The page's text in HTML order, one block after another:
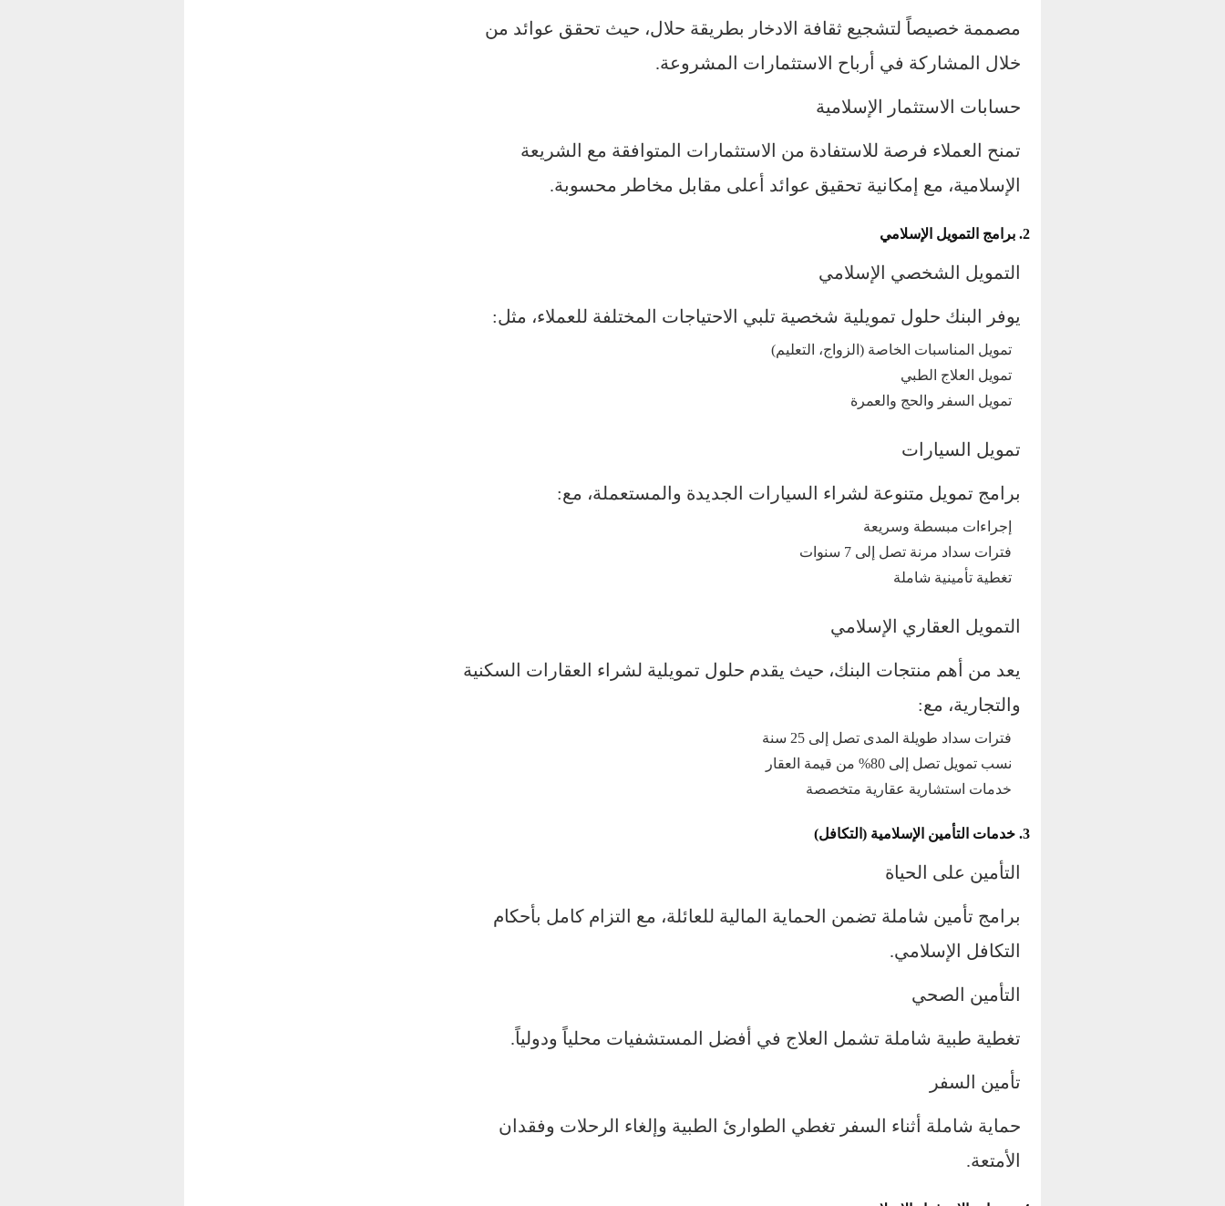
مصممة خصيصاً لتشجيع ثقافة الادخار بطريقة حلال، حيث تحقق عوائد من
خلال المشاركة في أرباح الاستثمارات المشروعة.
حسابات الاستثمار الإسلامية
تمنح العملاء فرصة للاستفادة من الاستثمارات المتوافقة مع الشريعة
الإسلامية، مع إمكانية تحقيق عوائد أعلى مقابل مخاطر محسوبة.
2. برامج التمويل الإسلامي
التمويل الشخصي الإسلامي
يوفر البنك حلول تمويلية شخصية تلبي الاحتياجات المختلفة للعملاء، مثل:
تمويل المناسبات الخاصة (الزواج، التعليم)
تمويل العلاج الطبي
تمويل السفر والحج والعمرة
تمويل السيارات
برامج تمويل متنوعة لشراء السيارات الجديدة والمستعملة، مع:
إجراءات مبسطة وسريعة
فترات سداد مرنة تصل إلى 7 سنوات
تغطية تأمينية شاملة
التمويل العقاري الإسلامي
يعد من أهم منتجات البنك، حيث يقدم حلول تمويلية لشراء العقارات السكنية
والتجارية، مع:
فترات سداد طويلة المدى تصل إلى 25 سنة
نسب تمويل تصل إلى 80% من قيمة العقار
خدمات استشارية عقارية متخصصة
3. خدمات التأمين الإسلامية (التكافل)
التأمين على الحياة
برامج تأمين شاملة تضمن الحماية المالية للعائلة، مع التزام كامل بأحكام
التكافل الإسلامي.
التأمين الصحي
تغطية طبية شاملة تشمل العلاج في أفضل المستشفيات محلياً ودولياً.
تأمين السفر
حماية شاملة أثناء السفر تغطي الطوارئ الطبية وإلغاء الرحلات وفقدان
الأمتعة.